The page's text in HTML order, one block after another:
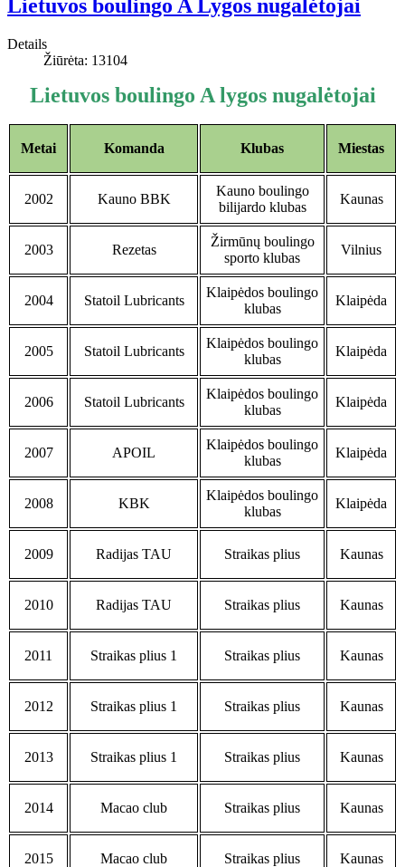
Lietuvos boulingo A Lygos nugalėtojai
Details
Žiūrėta: 13104
Lietuvos boulingo A lygos nugalėtojai
Metai Komanda Klubas Miestas
2002 Kauno BBK
Kauno boulingo
bilijardo klubas
Kaunas
2003 Rezetas
Žirmūnų boulingo
sporto klubas
Vilnius
2004 Statoil Lubricants
Klaipėdos boulingo
klubas
Klaipėda
2005 Statoil Lubricants
Klaipėdos boulingo
klubas
Klaipėda
2006 Statoil Lubricants
Klaipėdos boulingo
klubas
Klaipėda
2007 APOIL
Klaipėdos boulingo
klubas
Klaipėda
2008 KBK
Klaipėdos boulingo
klubas
Klaipėda
2009 Radijas TAU Straikas plius Kaunas
2010 Radijas TAU Straikas plius Kaunas
2011 Straikas plius 1 Straikas plius Kaunas
2012 Straikas plius 1 Straikas plius Kaunas
2013 Straikas plius 1 Straikas plius Kaunas
2014 Macao club Straikas plius Kaunas
2015 Macao club Straikas plius Kaunas